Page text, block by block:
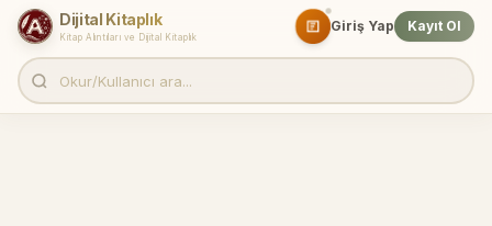
Dijital Kitaplık
Kitap Alıntıları ve Dijital Kitaplık
Giriş Yap Kayıt Ol